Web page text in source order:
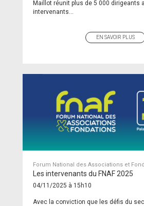
Maillot réunit plus de 5 000 dirigeants
intervenants...
EN SAVOIR PLUS
Forum National des Associations et
Les intervenants du FNAF 2025
04/11/2025 à 15h10
Avec la conviction que les défis du